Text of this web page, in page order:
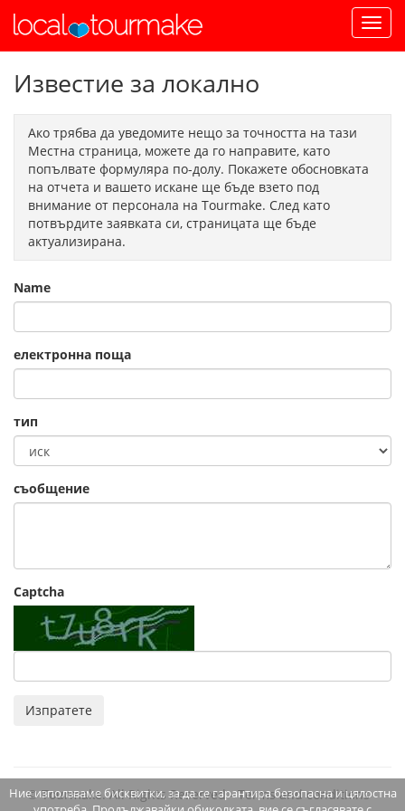
Известие за локално
Ако трябва да уведомите нещо за точността на тази
Местна страница, можете да го направите, като
попълвате формуляра по-долу. Покажете обосновката
на отчета и вашето искане ще бъде взето под
внимание от персонала на Tourmake. След като
потвърдите заявката си, страницата ще бъде
актуализирана.
Name
електронна поща
тип
съобщение
Captcha
Изпратете
© Tourmake. All Rights Reserved -Terms and conditions
Ние използваме бисквитки, за да се гарантира безопасна и цялостна